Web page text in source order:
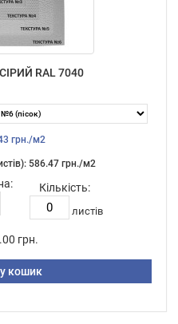
RAL 7040
грн./м2
586.47 грн./м2
Кількість:
листiв
грн.
кошик